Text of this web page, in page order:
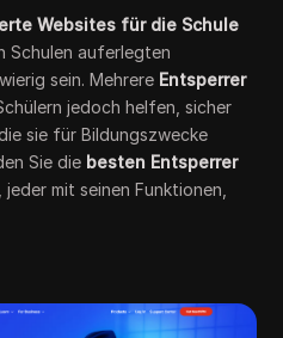
Websites für die Schule
Schulen auferlegten
sein. Mehrere Entsperrer
jedoch helfen, sicher
sie für Bildungszwecke
Sie die besten Entsperrer
jeder mit seinen Funktionen,